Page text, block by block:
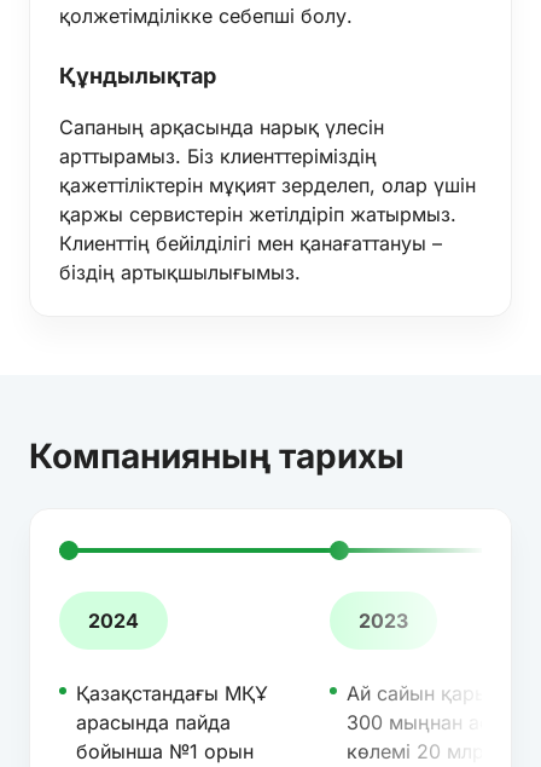
қолжетімділікке себепші болу.
Құндылықтар
Сапаның арқасында нарық үлесін
арттырамыз. Біз клиенттеріміздің
қажеттіліктерін мұқият зерделеп, олар үшін
қаржы сервистерін жетілдіріп жатырмыз.
Клиенттің бейілділігі мен қанағаттануы –
біздің артықшылығымыз.
Компанияның тарихы
2024
Қазақстандағы МҚҰ
арасында пайда
бойынша №1 орын
2023
Ай сайын қарыз
300 мыңнан асты,
көлемі 20 млрд